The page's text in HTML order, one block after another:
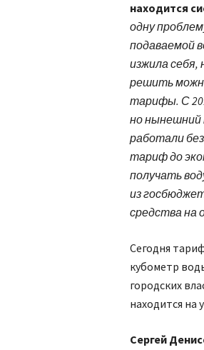
находится
одну
подаваемой
изжила
решить
тарифы. С
но нынешний
работали
тариф до
получать
из
средства на
Сегодня
кубометр
городских
находится на
Сергей